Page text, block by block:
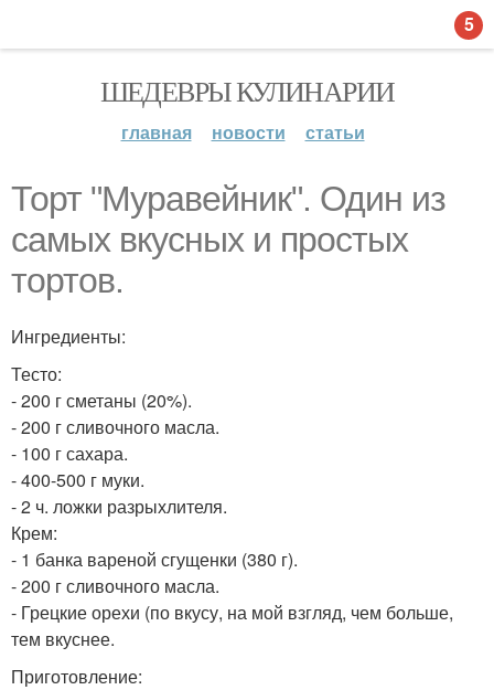
ШЕДЕВРЫ КУЛИНАРИИ
главная новости статьи
Торт "Муравейник". Один из
самых вкусных и простых
тортов.
Ингредиенты:
Тесто:
- 200 г сметаны (20%).
- 200 г сливочного масла.
- 100 г сахара.
- 400-500 г муки.
- 2 ч. ложки разрыхлителя.
Крем:
- 1 банка вареной сгущенки (380 г).
- 200 г сливочного масла.
- Грецкие орехи (по вкусу, на мой взгляд, чем больше,
тем вкуснее.
Приготовление:
5